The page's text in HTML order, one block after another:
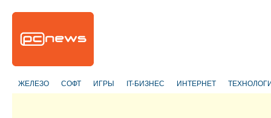
ЖЕЛЕЗО СОФТ ИГРЫ IT-БИЗНЕС ИНТЕРНЕТ